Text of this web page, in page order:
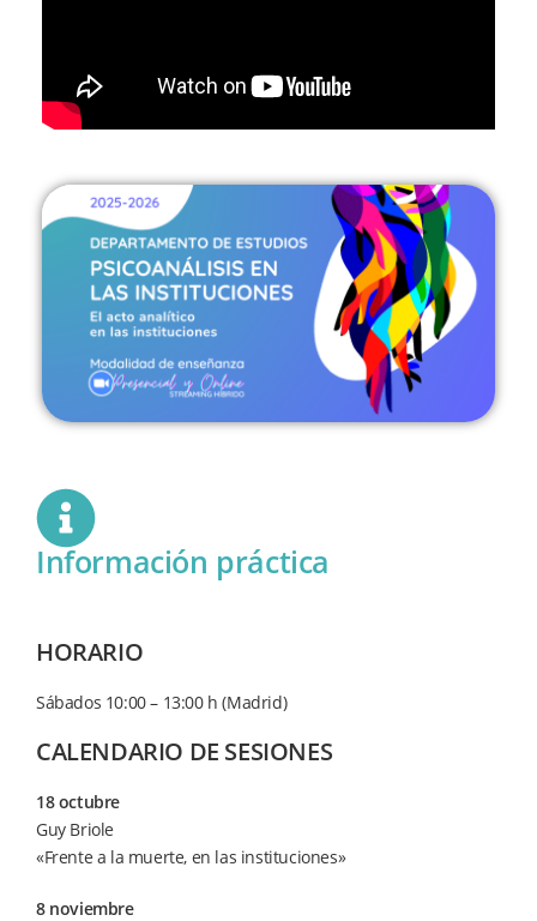
Información práctica
HORARIO
Sábados 10:00 – 13:00 h (Madrid)
CALENDARIO DE SESIONES
18 octubre
Guy Briole
«Frente a la muerte, en las instituciones»
8 noviembre